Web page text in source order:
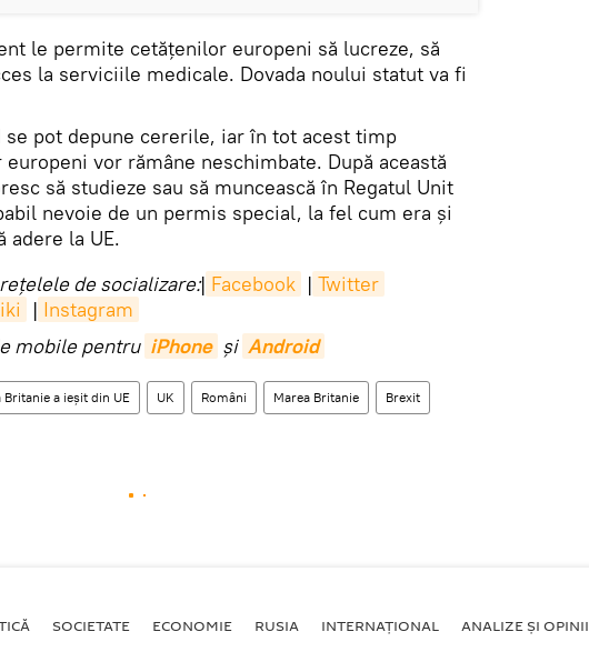
le permite cetăţenilor europeni să lucreze, să
la serviciile medicale. Dovada noului statut va fi
se pot depune cererile, iar în tot acest timp
vor rămâne neschimbate. După această
să studieze sau să muncească în Regatul Unit
nevoie de un permis special, la fel cum era și
adere la UE.
de socializare:| Facebook | Twitter
| Instagram
mobile pentru iPhone și Android
Britanie a ieșit din UE UK Români Marea Britanie Brexit
SOCIETATE ECONOMIE RUSIA INTERNAŢIONAL ANALIZE ȘI OPINII